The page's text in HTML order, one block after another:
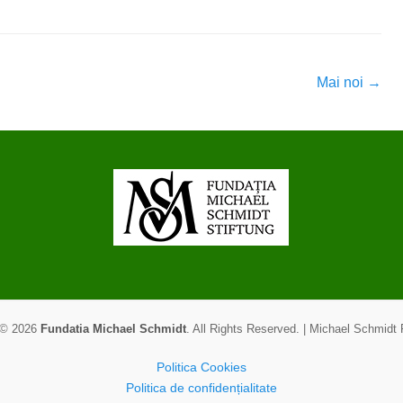
Mai noi →
2026 Fundatia Michael Schmidt. All Rights Reserved. | Michael Schmidt
Politica Cookies
Politica de confidențialitate